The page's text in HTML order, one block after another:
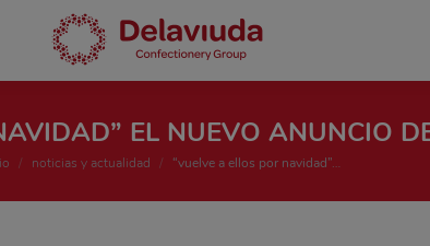
EL NUEVO ANUNCIO
aquí:
noticias y actualidad “vuelve a ellos por navidad”…